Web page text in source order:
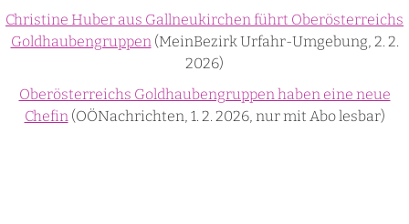
Christine Huber aus Gallneukirchen führt Oberösterreichs
Goldhaubengruppen(MeinBezirk Urfahr-Umgebung, 2. 2.
2026)
Oberösterreichs Goldhaubengruppen haben eine neue
Chefin(OÖNachrichten, 1. 2. 2026, nur mit Abo lesbar)